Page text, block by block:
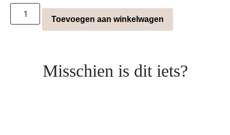
Toevoegen aan winkelwagen
Misschien is dit iets?